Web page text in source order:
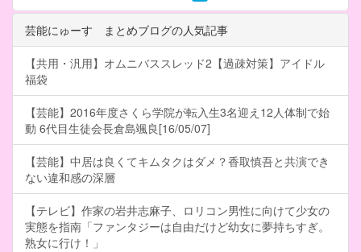
芸能にゅーす まとめブログの人気記事
【共用・汎用】オムニバススレッド2【過疎対策】アイドル
福袋
【芸能】2016年度さくら学院が転入生3名迎え12人体制で始
動 6代目生徒会長倉島颯良[16/05/07]
【芸能】中居は良くてキムタクはダメ？香取慎吾と共演でき
ない違和感の深層
【テレビ】作家の岩井志麻子、ロリコン男性に向けて少女の
実態を指南「ファンタジーは自由だけど幼女に夢持ちすぎ。
熟女に行け！」